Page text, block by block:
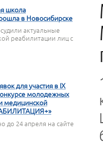
школа
в Новосибирске
актуальные
реабилитации лиц с
для участия в IX
молодежных
медицинской
до 24 апреля на сайте